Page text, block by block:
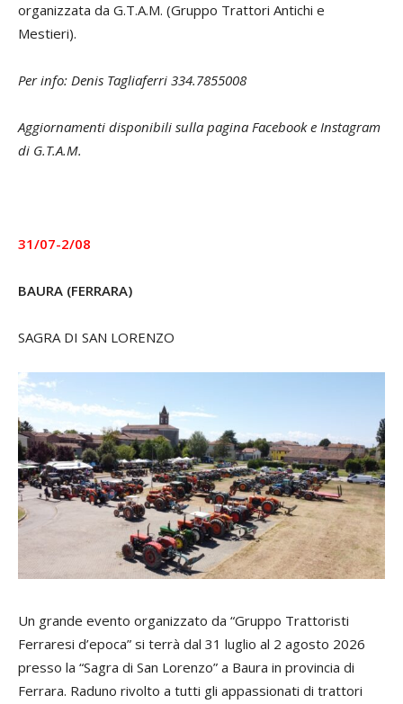
organizzata da G.T.A.M. (Gruppo Trattori Antichi e
Mestieri).
Per info: Denis Tagliaferri 334.7855008
Aggiornamenti disponibili sulla pagina Facebook e Instagram
di G.T.A.M.
31/07-2/08
BAURA (FERRARA)
SAGRA DI SAN LORENZO
Un grande evento organizzato da “Gruppo Trattoristi
Ferraresi d’epoca” si terrà dal 31 luglio al 2 agosto 2026
presso la “Sagra di San Lorenzo” a Baura in provincia di
Ferrara. Raduno rivolto a tutti gli appassionati di trattori